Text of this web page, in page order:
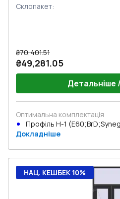
Склопакет:
₴70,401.51
₴49,281.05
Детальніше
Оптимальна комплектація
Профіль Н-1
Докладніше
НАЦ. КЕШБЕК 10%